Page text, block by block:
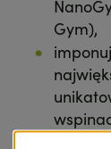
Gym),